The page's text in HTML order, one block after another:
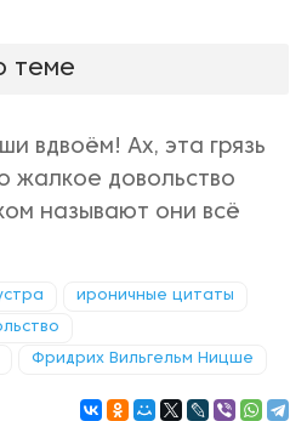
теме
вдвоём! Ах, эта грязь
жалкое довольство
называют они всё
ироничные цитаты
Фридрих Вильгельм Ницше